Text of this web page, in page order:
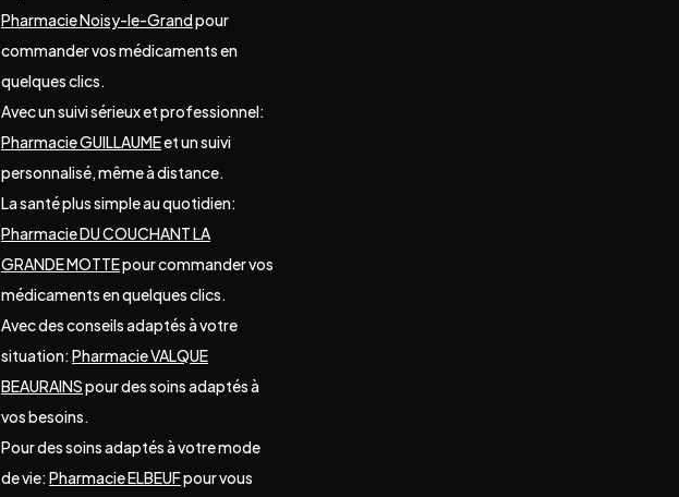
Pharmacie Noisy-le-Grandpour
commander vos médicaments en
quelques clics.
Avec un suivi sérieux et professionnel:
Pharmacie GUILLAUMEet un suivi
personnalisé, même à distance.
La santé plus simple au quotidien:
Pharmacie DU COUCHANT LA
GRANDE MOTTEpour commander vos
médicaments en quelques clics.
Avec des conseils adaptés à votre
situation: Pharmacie VALQUE
BEAURAINSpour des soins adaptés à
vos besoins.
Pour des soins adaptés à votre mode
de vie: Pharmacie ELBEUFpour vous